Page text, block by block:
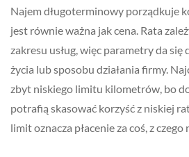
Najem długoterminowy porządkuje
jest równie ważna jak cena. Rata
zakresu usług, więc parametry da się
życia lub sposobu działania firmy.
zbyt niskiego limitu kilometrów, bo
potrafią skasować korzyść z niskiej
limit oznacza płacenie za coś, z czego